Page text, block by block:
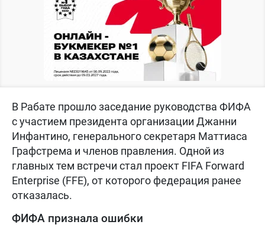
В Рабате прошло заседание руководства ФИФА
с участием президента организации Джанни
Инфантино, генерального секретаря Маттиаса
Графстрема и членов правления. Одной из
главных тем встречи стал проект FIFA Forward
Enterprise (FFE), от которого федерация ранее
отказалась.
ФИФА признала ошибки